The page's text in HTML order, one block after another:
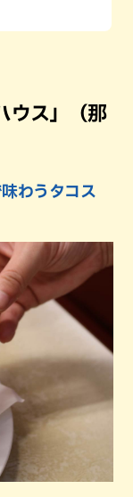
ウス」（那
わうタコス